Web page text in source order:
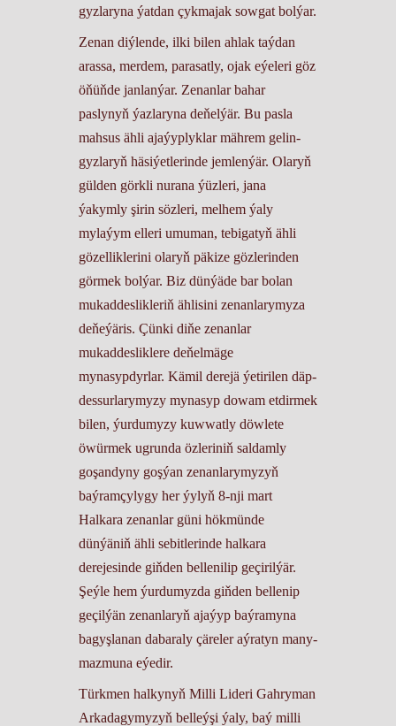
gyzlaryna ýatdan çykmajak sowgat bolýar.
Zenan diýlende, ilki bilen ahlak taýdan
arassa, merdem, parasatly, ojak eýeleri göz
öňüňde janlanýar. Zenanlar bahar
paslynyň ýazlaryna deňelýär. Bu pasla
mahsus ähli ajaýyplyklar mährem gelin-
gyzlaryň häsiýetlerinde jemlenýär. Olaryň
gülden görkli nurana ýüzleri, jana
ýakymly şirin sözleri, melhem ýaly
mylaýym elleri umuman, tebigatyň ähli
gözelliklerini olaryň päkize gözlerinden
görmek bolýar. Biz dünýäde bar bolan
mukaddeslikleriň ählisini zenanlarymyza
deňeýäris. Çünki diňe zenanlar
mukaddesliklere deňelmäge
mynasypdyrlar. Kämil derejä ýetirilen däp-
dessurlarymyzy mynasyp dowam etdirmek
bilen, ýurdumyzy kuwwatly döwlete
öwürmek ugrunda özleriniň saldamly
goşandyny goşýan zenanlarymyzyň
baýramçylygy her ýylyň 8-nji mart
Halkara zenanlar güni hökmünde
dünýäniň ähli sebitlerinde halkara
derejesinde giňden bellenilip geçirilýär.
Şeýle hem ýurdumyzda giňden bellenip
geçilýän zenanlaryň ajaýyp baýramyna
bagyşlanan dabaraly çäreler aýratyn many-
mazmuna eýedir.
Türkmen halkynyň Milli Lideri Gahryman
Arkadagymyzyň belleýşi ýaly, baý milli